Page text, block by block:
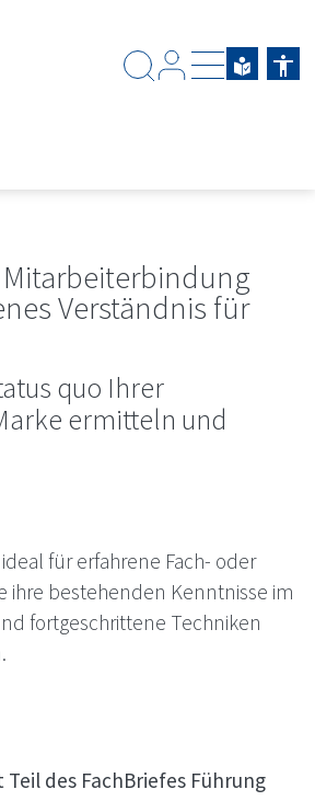
Verständnis für
quo Ihrer
ermitteln und
für erfahrene Fach- oder
ihre bestehenden Kenntnisse im
fortgeschrittene Techniken
Teil des FachBriefes Führung